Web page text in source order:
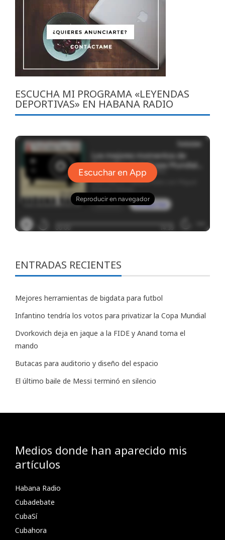
ESCUCHA MI PROGRAMA «LEYENDAS
DEPORTIVAS» EN HABANA RADIO
ENTRADAS RECIENTES
Mejores herramientas de bigdata para futbol
Infantino tendría los votos para privatizar la Copa Mundial
Dvorkovich deja en jaque a la FIDE y Anand toma el
mando
Butacas para auditorio y diseño del espacio
El último baile de Messi terminó en silencio
Medios donde han aparecido mis
artículos
Habana Radio
Cubadebate
CubaSí
Cubahora